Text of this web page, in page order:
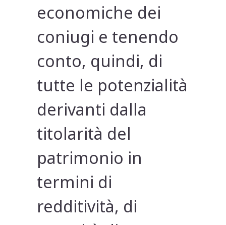
economiche dei
coniugi e tenendo
conto, quindi, di
tutte le potenzialità
derivanti dalla
titolarità del
patrimonio in
termini di
redditività, di